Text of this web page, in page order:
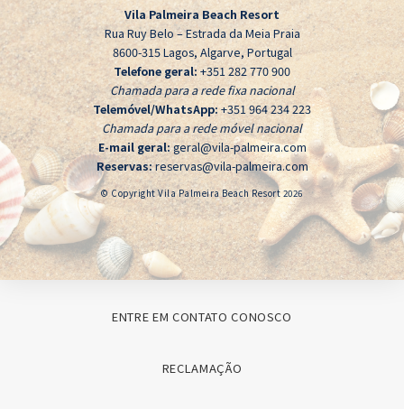
Vila Palmeira Beach Resort
Rua Ruy Belo – Estrada da Meia Praia
8600-315 Lagos, Algarve, Portugal
Telefone geral: +351 282 770 900
Chamada para a rede fixa nacional
Telemóvel/WhatsApp: +351 964 234 223
Chamada para a rede móvel nacional
E-mail geral:geral@vila-palmeira.com
Reservas:reservas@vila-palmeira.com
© Copyright Vila Palmeira Beach Resort 2026
ENTRE EM CONTATO CONOSCO
RECLAMAÇÃO